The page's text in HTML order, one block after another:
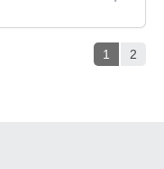
1 2